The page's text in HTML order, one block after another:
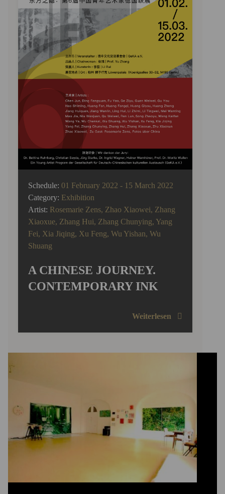
Schedule: 01 February 2022 - 15 March 2022
Category: Exhibition
Artist: Rosemarie Zens, Zhao Xiaowei, Zhang
Xiaoxue, Zhang Hui, Zhang Chunying, Yang
Fei, Xia Jiqing, Xu Feng, Wu Yishan, Wu
Shuang
A CHINESE JOURNEY.
CONTEMPORARY INK
Weiterlesen